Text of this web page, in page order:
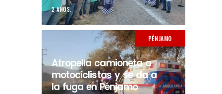
2 AÑOS.
PÉNJAMO
Atropella camioneta a
motociclistas y se da a
la fuga en Pénjamo